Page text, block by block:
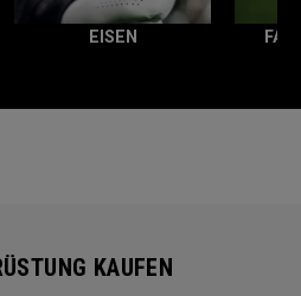
EISEN
KAUFEN